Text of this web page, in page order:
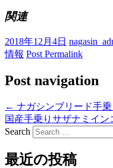
関連
2018年12月4日
情報 Post Permalink
Post navigation
← ナガシンブリード手
国産手乗りサザナミイン
Search
最近の投稿